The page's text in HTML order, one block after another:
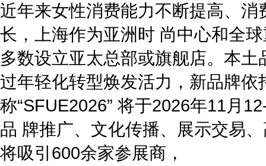
近年来女性消费能力不断提高、
长，上海作为亚洲时 尚中心和全
多数设立亚太总部或旗舰店。本
过年轻化转型焕发活力，新品牌依
称“SFUE2026” 将于2026年11月
品 牌推广、文化传播、展示交易
将吸引600余家参展商，